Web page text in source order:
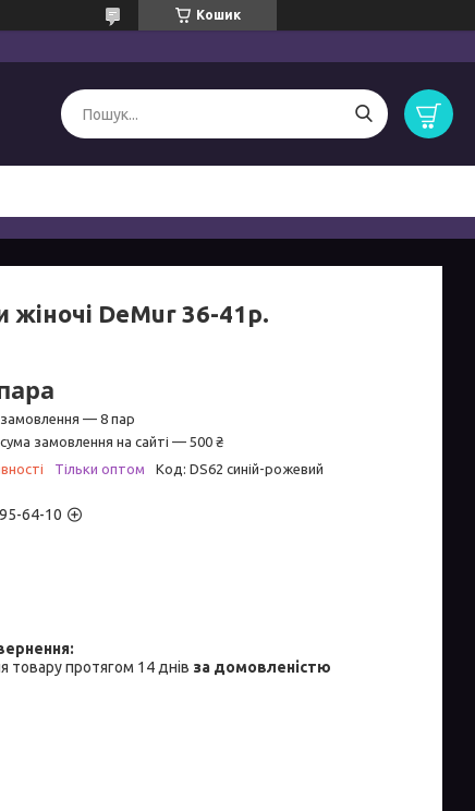
Кошик
жіночі DeMur 36-41р.
замовлення — 8 пар
замовлення на сайті — 500 ₴
Тільки оптом Код: DS62 синій-рожевий
64-10
товару протягом 14 днів за домовленістю